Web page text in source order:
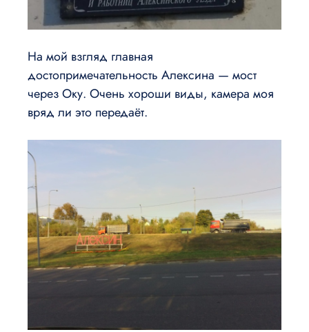
На мой взгляд главная
достопримечательность Алексина — мост
через Оку. Очень хороши виды, камера моя
вряд ли это передаёт.